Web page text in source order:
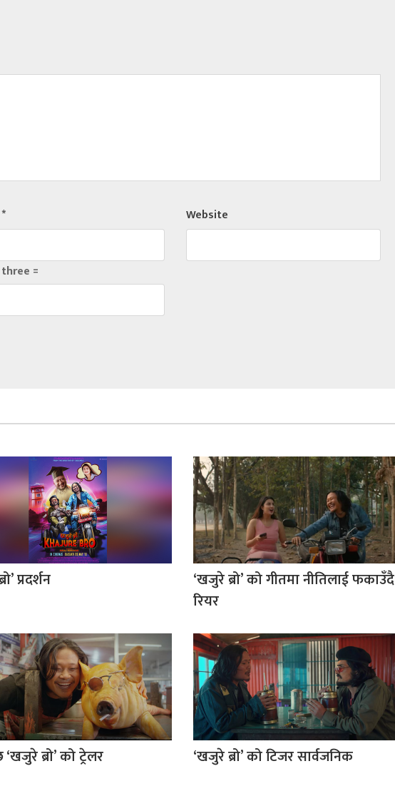
* Website
=
प्रदर्शन
‘खजुरे ब्रो’ को गीतमा नीतिलाई फकाउँदै
रियर
ब्रो’ को ट्रेलर ‘खजुरे ब्रो’ को टिजर सार्वजनिक